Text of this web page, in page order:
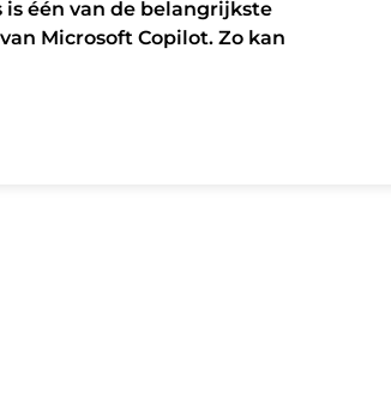
is één van de belangrijkste
Microsoft Copilot. Zo kan